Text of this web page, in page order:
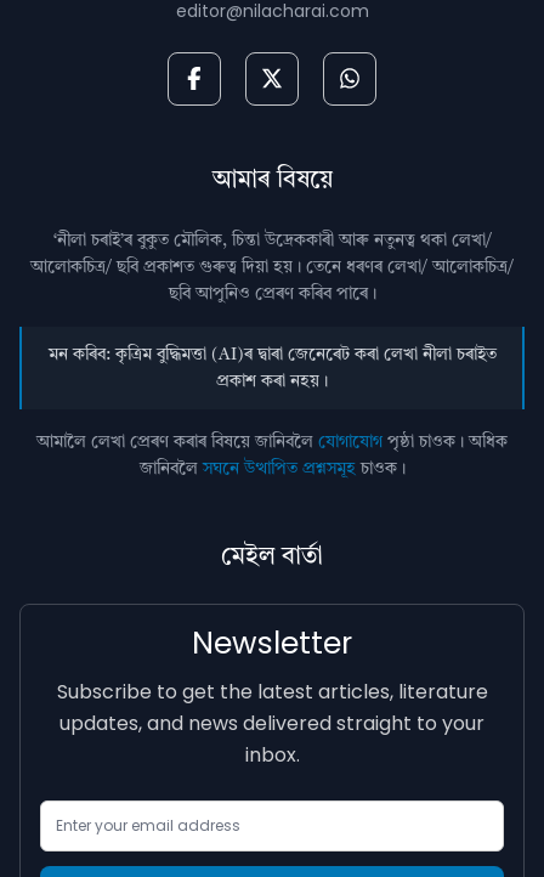
editor@nilacharai.com
আমাৰ বিষয়ে
‘নীলা চৰাই’ৰ বুকুত মৌলিক, চিন্তা উদ্রেককাৰী আৰু নতুনত্ব থকা লেখা/
আলোকচিত্ৰ/ ছবি প্রকাশত গুৰুত্ব দিয়া হয়। তেনে ধৰণৰ লেখা/ আলোকচিত্ৰ/
ছবি আপুনিও প্রেৰণ কৰিব পাৰে।
মন কৰিব: কৃত্ৰিম বুদ্ধিমত্তা (AI)ৰ দ্বাৰা জেনেৰেট কৰা লেখা নীলা চৰাইত
প্ৰকাশ কৰা নহয়।
আমালৈ লেখা প্ৰেৰণ কৰাৰ বিষয়ে জানিবলৈ যোগাযোগ পৃষ্ঠা চাওক। অধিক
জানিবলৈসঘনে উত্থাপিত প্ৰশ্নসমূহচাওক।
মেইল বাৰ্তা
Newsletter
Subscribe to get the latest articles, literature
updates, and news delivered straight to your
inbox.